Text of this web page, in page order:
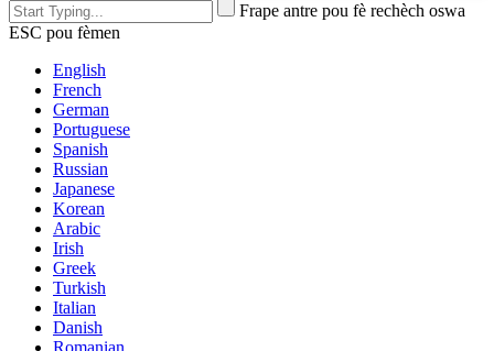
Frape antre pou fè rechèch oswa
ESC pou fèmen
English
French
German
Portuguese
Spanish
Russian
Japanese
Korean
Arabic
Irish
Greek
Turkish
Italian
Danish